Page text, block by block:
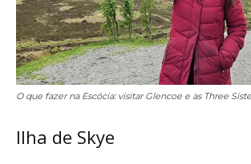
O que fazer na Escócia: visitar Glencoe e as Three
Ilha de Skye